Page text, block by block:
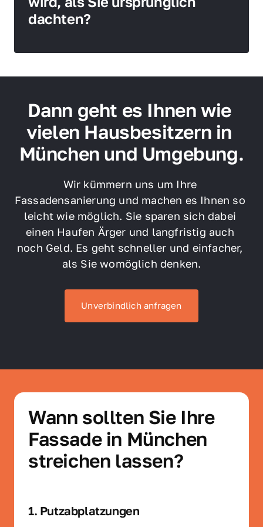
dachten?
Dann geht es Ihnen wie
vielen Hausbesitzern in
München und Umgebung.
Wir kümmern uns um Ihre
Fassadensanierung und machen es Ihnen so
leicht wie möglich. Sie sparen sich dabei
einen Haufen Ärger und langfristig auch
noch Geld. Es geht schneller und einfacher,
als Sie womöglich denken.
Unverbindlich anfragen
Wann sollten Sie Ihre
Fassade in München
streichen lassen?
1. Putzabplatzungen